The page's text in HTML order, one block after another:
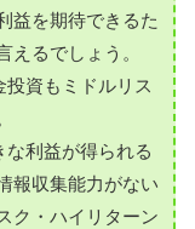
益を期待できるた
るでしょう。
資もミドルリス
利益が得られる
報収集能力がない
ク・ハイリターン